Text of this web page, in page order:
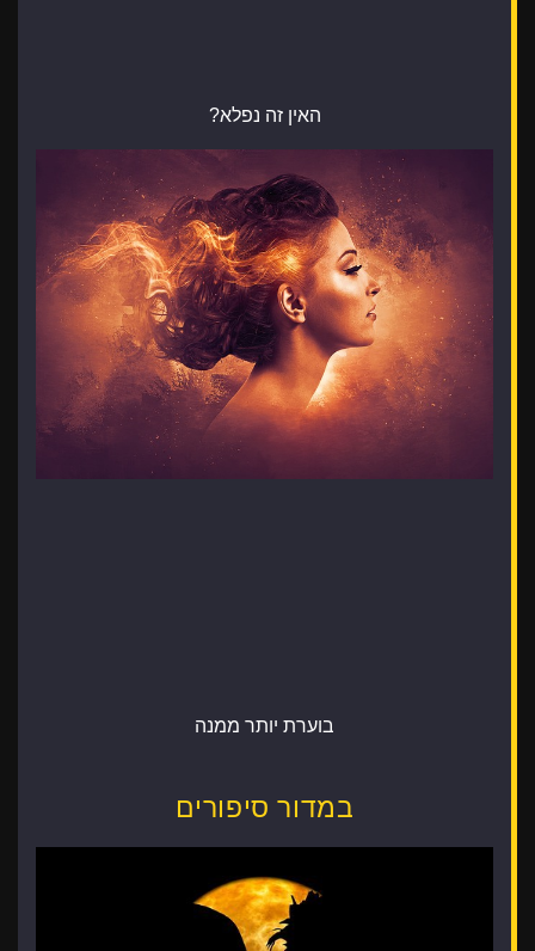
האין זה נפלא?
בוערת יותר ממנה
במדור סיפורים